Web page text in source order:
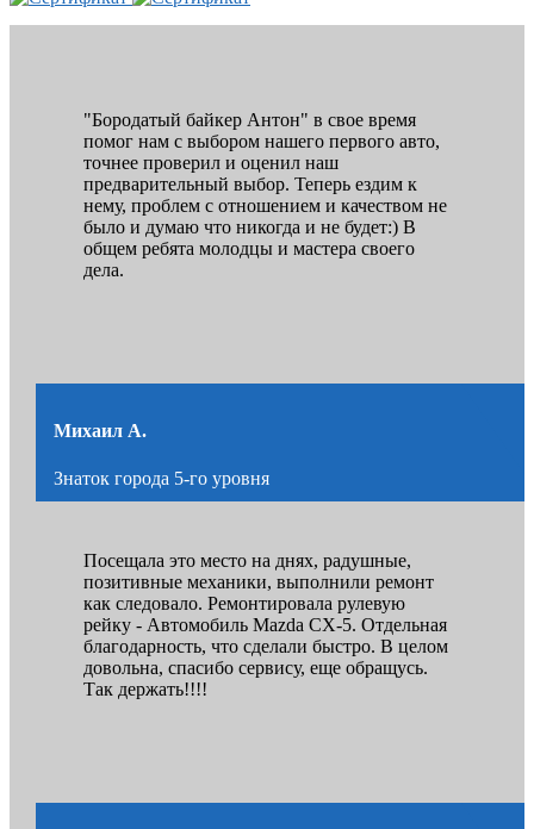
"Бородатый байкер Антон" в свое время
помог нам с выбором нашего первого авто,
точнее проверил и оценил наш
предварительный выбор. Теперь ездим к
нему, проблем с отношением и качеством не
было и думаю что никогда и не будет:) В
общем ребята молодцы и мастера своего
дела.
Михаил А.
Знаток города 5-го уровня
Посещала это место на днях, радушные,
позитивные механики, выполнили ремонт
как следовало. Ремонтировала рулевую
рейку - Автомобиль Mazda CX-5. Отдельная
благодарность, что сделали быстро. В целом
довольна, спасибо сервису, еще обращусь.
Так держать!!!!